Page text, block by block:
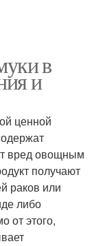
в
и
ценной
вред овощным
получают
раков или
либо
от этого,